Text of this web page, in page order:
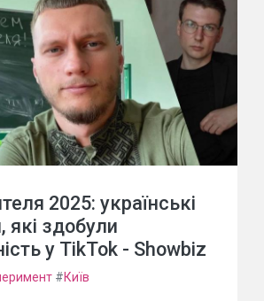
2025: українські
які здобули
у TikTok - Showbiz
#Київ